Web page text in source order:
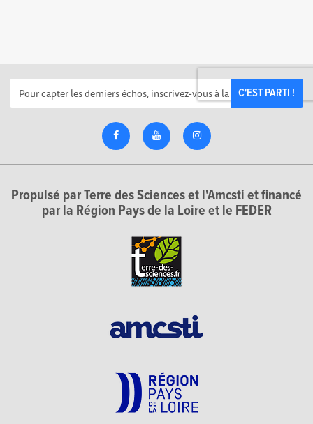
C'EST PARTI !
Propulsé par Terre des Sciences et l'Amcsti et financé
par la Région Pays de la Loire et le FEDER